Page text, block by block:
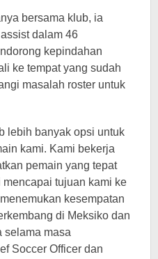
bersama klub, ia
dalam 46
kepindahan
ke tempat yang sudah
masalah roster untuk
lebih banyak opsi untuk
kami. Kami bekerja
pemain yang tepat
tujuan kami ke
kesempatan
di Meksiko dan
selama masa
Soccer Officer dan